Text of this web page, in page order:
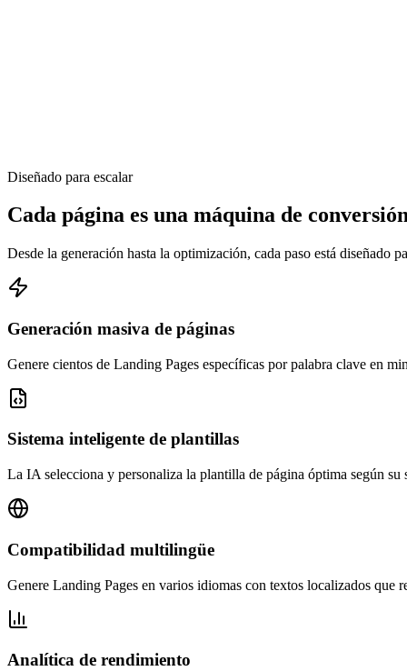
Diseñado para escalar
Cada página es una máquina de
Desde la generación hasta la optimización, cada paso está diseñado
Generación masiva de páginas
Genere cientos de Landing Pages específicas por palabra clave en
Sistema inteligente de plantillas
La IA selecciona y personaliza la plantilla de página óptima según
Compatibilidad multilingüe
Genere Landing Pages en varios idiomas con textos localizados que
Analítica de rendimiento